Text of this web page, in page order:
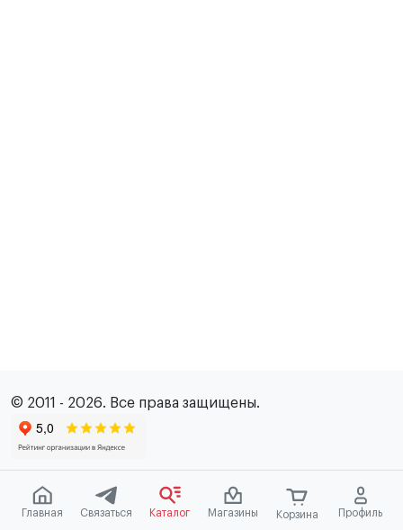
Главная Связаться Каталог Магазины Корзина Профиль
© 2011 - 2026. Все права защищены.